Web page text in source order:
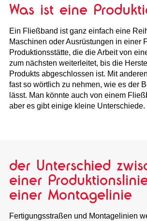
Was ist eine
Ein Fließband ist ganz einfach eine
Maschinen oder Ausrüstungen in einer
Produktionsstätte, die die Arbeit von
zum nächsten weiterleitet, bis die
Produkts abgeschlossen ist. Mit
fast so wörtlich zu nehmen, wie es der
lässt. Man könnte auch von einem
aber es gibt einige kleine Unterschiede.
der Unterschied
einer
einer Montagelinie
Fertigungsstraßen und Montagelinien